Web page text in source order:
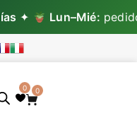
✦ Lun–Mié:pedidos
0 0